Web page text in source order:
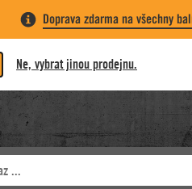
Doprava zdarma na všechny
Ne, vybrat jinou prodejnu.